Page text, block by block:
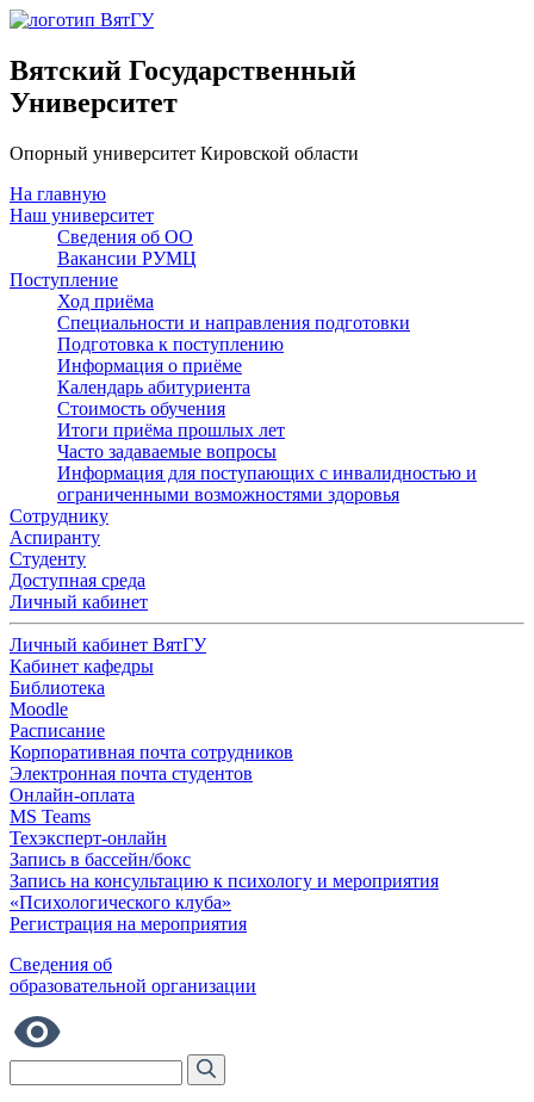
Вятский Государственный
Университет
Опорный университет Кировской области
На главную
Наш университет
Сведения об ОО
Вакансии РУМЦ
Поступление
Ход приёма
Специальности и направления подготовки
Подготовка к поступлению
Информация о приёме
Календарь абитуриента
Стоимость обучения
Итоги приёма прошлых лет
Часто задаваемые вопросы
Информация для поступающих с инвалидностью и
ограниченными возможностями здоровья
Сотруднику
Аспиранту
Студенту
Доступная среда
Личный кабинет
Личный кабинет ВятГУ
Кабинет кафедры
Библиотека
Moodle
Расписание
Корпоративная почта сотрудников
Электронная почта студентов
Онлайн-оплата
MS Teams
Техэксперт-онлайн
Запись в бассейн/бокс
Запись на консультацию к психологу и мероприятия
«Психологического клуба»
Регистрация на мероприятия
Сведения об
образовательной организации